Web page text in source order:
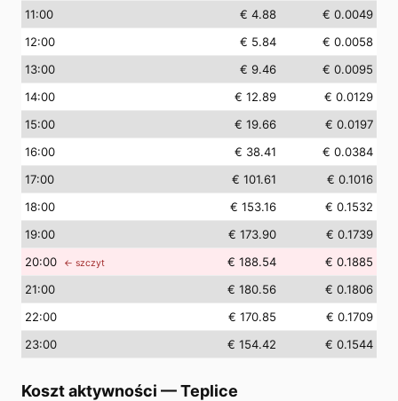
11:00 € 4.88
€ 0.0049
12:00 € 5.84
€ 0.0058
13:00 € 9.46
€ 0.0095
14:00 € 12.89
€ 0.0129
15:00 € 19.66
€ 0.0197
16:00 € 38.41
€ 0.0384
17:00 € 101.61
€ 0.1016
18:00 € 153.16
€ 0.1532
19:00 € 173.90
€ 0.1739
20:00 ← szczyt € 188.54
€ 0.1885
21:00 € 180.56
€ 0.1806
22:00 € 170.85
€ 0.1709
23:00 € 154.42 € 0.1544
Koszt aktywności —Teplice